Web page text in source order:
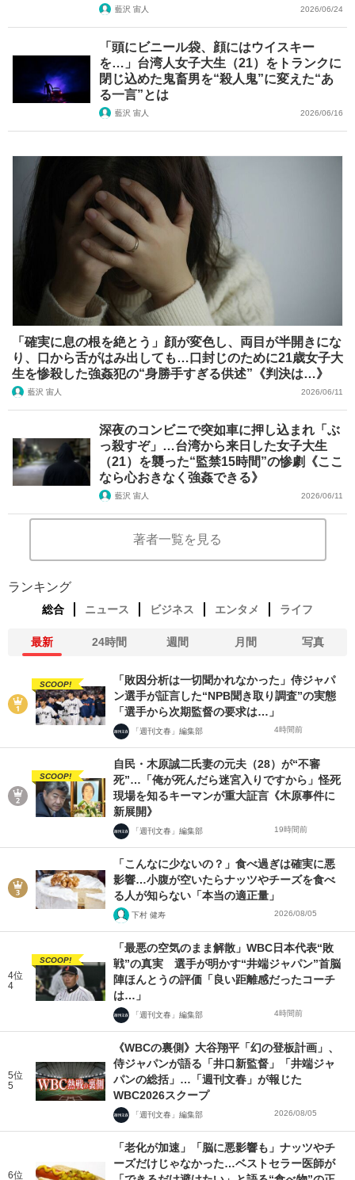
藍沢 宙人 2026/06/24
「頭にビニール袋、顔にはウイスキー
を…」台湾人女子大生（21）をトランクに
閉じ込めた鬼畜男を“殺人鬼”に変えた“あ
る一言”とは
藍沢 宙人 2026/06/16
「確実に息の根を絶とう」顔が変色し、両目が半開きにな
り、口から舌がはみ出しても…口封じのために21歳女子大
生を惨殺した強姦犯の“身勝手すぎる供述”《判決は…》
藍沢 宙人 2026/06/11
深夜のコンビニで突如車に押し込まれ「ぶ
っ殺すぞ」…台湾から来日した女子大生
（21）を襲った“監禁15時間”の惨劇《ここ
なら心おきなく強姦できる》
藍沢 宙人 2026/06/11
著者一覧を見る
ランキング
総合 ニュース ビジネス エンタメ ライフ
最新 24時間 週間 月間 写真
SCOOP!
「敗因分析は一切聞かれなかった」侍ジャパ
ン選手が証言した“NPB聞き取り調査”の実態
「選手から次期監督の要求は…」
「週刊文春」編集部 4時間前
SCOOP!
自民・木原誠二氏妻の元夫（28）が“不審
死”…「俺が死んだら迷宮入りですから」怪死
現場を知るキーマンが重大証言《木原事件に
新展開》
「週刊文春」編集部 19時間前
「こんなに少ないの？」食べ過ぎは確実に悪
影響…小腹が空いたらナッツやチーズを食べ
る人が知らない「本当の適正量」
下村 健寿 2026/08/05
4位
4
SCOOP!
「最悪の空気のまま解散」WBC日本代表“敗
戦”の真実 選手が明かす“井端ジャパン”首脳
陣ほんとうの評価「良い距離感だったコーチ
は…」
「週刊文春」編集部 4時間前
5位
5
《WBCの裏側》大谷翔平「幻の登板計画」、
侍ジャパンが語る「井口新監督」「井端ジャ
パンの総括」…「週刊文春」が報じた
WBC2026スクープ
「週刊文春」編集部 2026/08/05
6位
「老化が加速」「脳に悪影響も」ナッツやチ
ーズだけじゃなかった…ベストセラー医師が